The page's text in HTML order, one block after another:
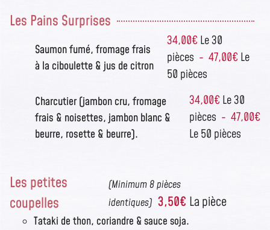
Les Pains Surprises
Saumon fumé, fromage frais
à la ciboulette & jus de citron
34,00€Le 30
pièces - 47,00€Le
50 pièces
Charcutier (jambon cru, fromage
frais & noisettes, jambon blanc &
beurre, rosette & beurre).
34,00€Le 30
pièces - 47,00€
Le 50 pièces
Les petites
coupelles
(Minimum 8 pièces
identiques) 3,50€ La pièce
Tataki de thon, coriandre & sauce soja.